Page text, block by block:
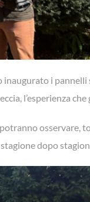
inaugurato i
l’esperienza che
osservare,
dopo